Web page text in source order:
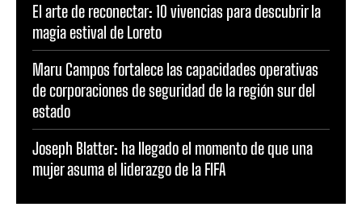
El arte de reconectar: 10 vivencias para descubrir la
magia estival de Loreto
Maru Campos fortalece las capacidades operativas
de corporaciones de seguridad de la región sur del
estado
Joseph Blatter: ha llegado el momento de que una
mujer asuma el liderazgo de la FIFA